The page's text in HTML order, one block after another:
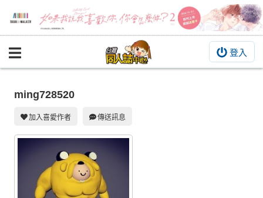
登入
BOOKY書集倉庫
同人數位作品
活動&消息
同人誌活動
ming728520
加入喜愛作者 傳送訊息